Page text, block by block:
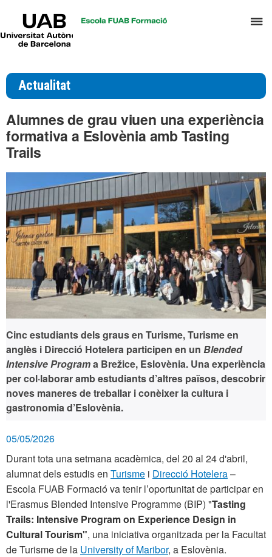
el
Universitat
Actualitat
Alumnes de grau viuen una experiència
formativa a Eslovènia amb Tasting
Trails
Cinc estudiants dels graus en Turisme, Turisme en
anglès i Direcció Hotelera participen en un Blended
Intensive Programa Brežice, Eslovènia. Una experiència
per col·laborar amb estudiants d’altres països, descobrir
noves maneres de treballar i conèixer la cultura i
gastronomia d’Eslovènia.
05/05/2026
Durant tota una setmana acadèmica, del 20 al 24 d'abril,
alumnat dels estudis en Turisme i Direcció Hotelera–
Escola FUAB Formació va tenir l’oportunitat de participar en
l'Erasmus Blended Intensive Programme (BIP) "Tasting
Trails: Intensive Program on Experience Design in
Cultural Tourism", una iniciativa organitzada per la Facultat
de Turisme de la University of Maribor, a Eslovènia.